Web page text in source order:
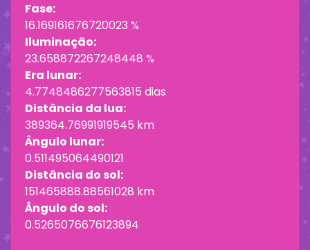
Fase:
16.169161676720023 %
Iluminação:
23.658872267248448 %
Era lunar:
4.7748486277563815 dias
Distância da lua:
389364.76991919545 km
Ângulo lunar:
0.511495064490121
Distância do sol:
151465888.88561028 km
Ângulo do sol:
0.5265076676123894